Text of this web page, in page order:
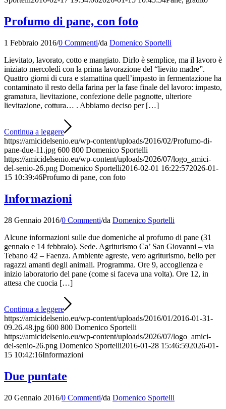
Profumo di pane, con foto
1 Febbraio 2016/0 Commenti/da Domenico Sportelli
Lievitato, lavorato, cotto e mangiato. Dirlo è semplice, ma il lavoro è
iniziato mercoledì con la prima lavorazione del “lievito madre”.
Quattro giorni di cura e stamattina quell’impasto in fermentazione ha
contaminato il resto della farina per la fase finale del lavoro: impasto,
gramatura, lievitazione, confezione delle pagnotte, ulteriore
lievitazione, cottura… . Abbiamo deciso per […]
Continua a leggere
https://amicidelsenio.eu/wp-content/uploads/2016/02/Profumo-di-
pane-due-11.jpg 600 800 Domenico Sportelli
https://amicidelsenio.eu/wp-content/uploads/2026/07/logo_amici-
del-senio-26.png Domenico Sportelli2016-02-01 16:22:572026-01-
15 10:39:46Profumo di pane, con foto
Informazioni
28 Gennaio 2016/0 Commenti/da Domenico Sportelli
Alcune informazioni sulle due domeniche al profumo di pane (31
gennaio e 14 febbraio). Sede. Agriturismo Ca’ San Giovanni – via
Tebano 42 – Faenza. Ambiente agreste, vero agriturismo, bello per
ragazzi amanti degli animali. Programma. Ore 9, accoglienza e
inizio laboratorio del pane (come si faceva una volta). Ore 12, in
attesa che cuocia […]
Continua a leggere
https://amicidelsenio.eu/wp-content/uploads/2016/01/2016-01-31-
09.26.48.jpg 600 800 Domenico Sportelli
https://amicidelsenio.eu/wp-content/uploads/2026/07/logo_amici-
del-senio-26.png Domenico Sportelli2016-01-28 15:46:592026-01-
15 10:42:16Informazioni
Due puntate
20 Gennaio 2016/0 Commenti/da Domenico Sportelli